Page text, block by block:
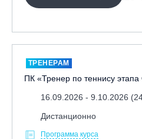
ТРЕНЕРАМ
ПК «Тренер по теннису
16.09.2026 - 9.10.2026
Дистанционно
Программа курса